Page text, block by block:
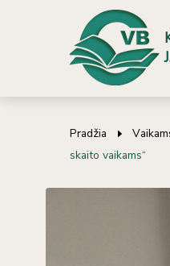
Pradžia
skaito vaikams“
Atnaujinimo